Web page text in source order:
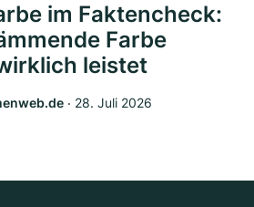
im Faktencheck:
Farbe
leistet
‧ 28. Juli 2026